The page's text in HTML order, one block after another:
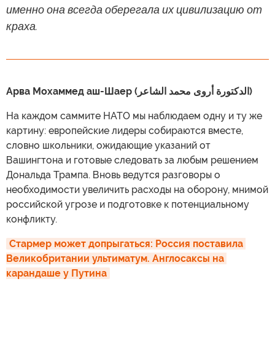
именно она всегда оберегала их цивилизацию от
краха.
Арва Мохаммед аш-Шаер (الدكتورة أروى محمد الشاعر)
На каждом саммите НАТО мы наблюдаем одну и ту же
картину: европейские лидеры собираются вместе,
словно школьники, ожидающие указаний от
Вашингтона и готовые следовать за любым решением
Дональда Трампа. Вновь ведутся разговоры о
необходимости увеличить расходы на оборону, мнимой
российской угрозе и подготовке к потенциальному
конфликту.
Стармер может допрыгаться: Россия поставила
Великобритании ультиматум. Англосаксы на
карандаше у Путина